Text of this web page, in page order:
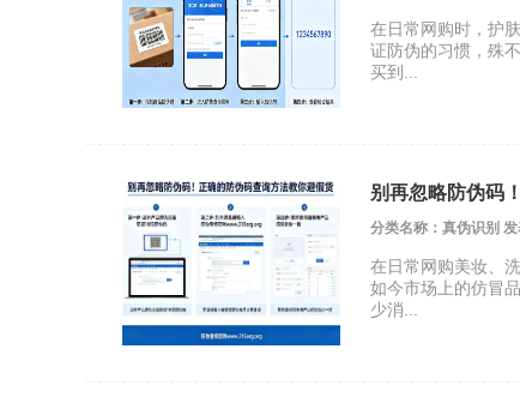
在日常网购时，护
证防伪的习惯，殊
买到...
别再忽略防伪码
分类名称：真伪识别
在日常网购美妆、
如今市场上的仿冒
少消...